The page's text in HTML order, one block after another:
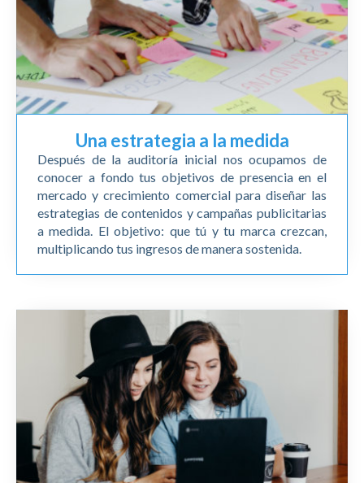
Una estrategia a la medida
Después de la auditoría inicial nos ocupamos de
conocer a fondo tus objetivos de presencia en el
mercado y crecimiento comercial para diseñar las
estrategias de contenidos y campañas publicitarias
a medida. El objetivo: que tú y tu marca crezcan,
multiplicando tus ingresos de manera sostenida.